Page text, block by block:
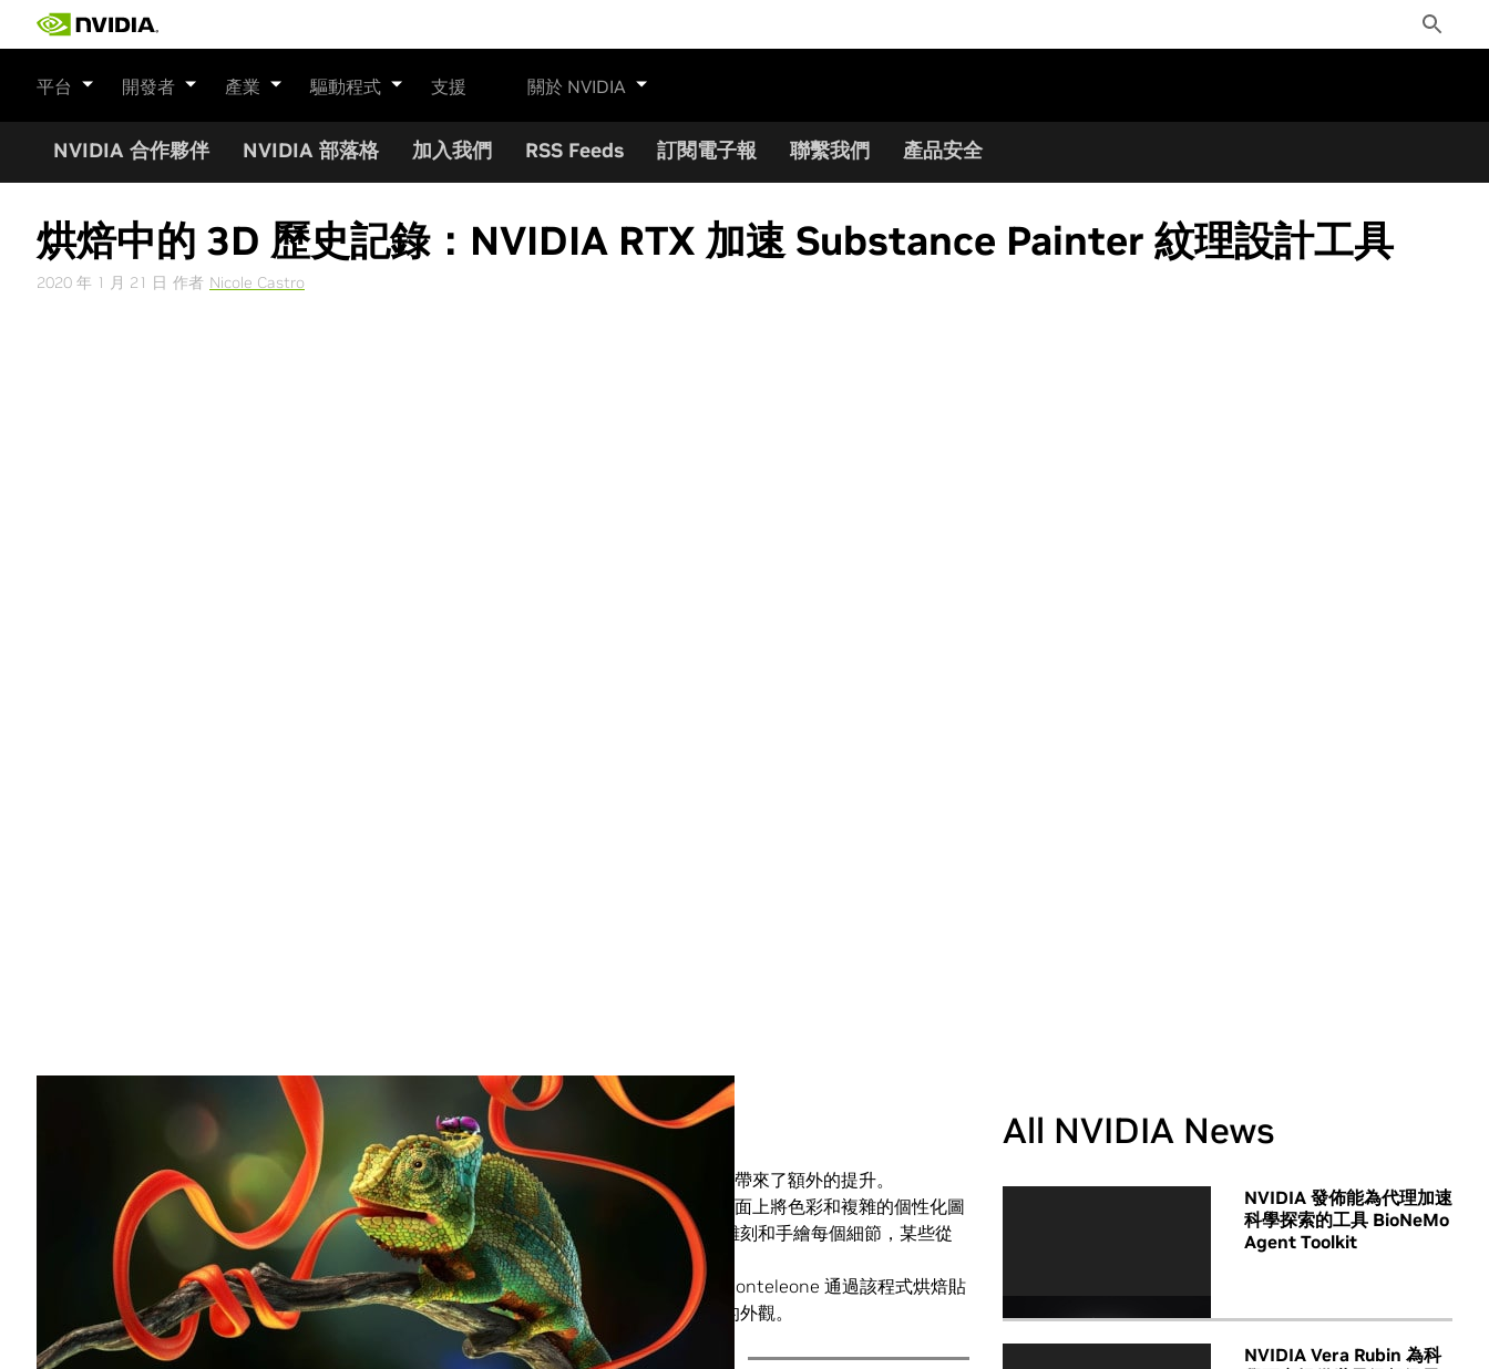
Toggle
Search
平台 開發者 產業 驅動程式 支援 關於 NVIDIA
NVIDIA 合作夥伴 NVIDIA 部落格 加入我們 RSS Feeds 訂閱電子報 聯繫我們 產品安全
烘焙中的 3D 歷史記錄：NVIDIA RTX 加速 Substance Painter 紋理設計工具
2020 年 1 月 21 日 作者 Nicole Castro
在設計中進行 3D 紋理和材料烘焙時，NVIDIA RTX Substance Painter
帶來了額外的提升。
動畫行業的首席外觀開發藝術家Nikie Monteleone，通過在各種類型的表面上將色彩和複雜的個性化圖
案進行融合來創建 3D 圖形和圖像。該藝術家在設計的部分過程中，需要雕刻和手繪每個細節，某些從
變色龍的鱗片到章魚的觸角。
Monteleone 採用了Substance Painter，它是一種 3D 繪畫應用程式。Monteleone 通過該程式烘焙貼
圖來創建新的紋理和圖案，然後將其用於 3D 設計和模型上以賦予其逼真的外觀。
All NVIDIA News
NVIDIA 發佈能為代理加速
科學探索的工具 BioNeMo
Agent Toolkit
NVIDIA Vera Rubin 為科